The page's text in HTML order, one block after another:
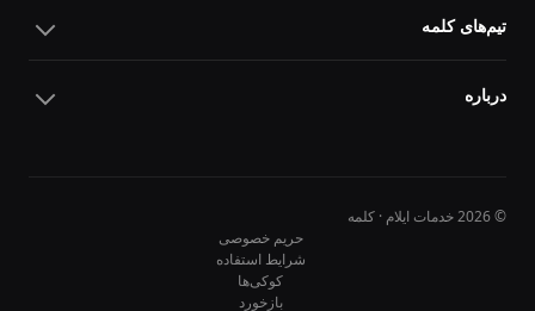
تیم‌های کلمه
درباره
© 2026 خدمات ایلام · کلمه
حریم خصوصی
شرایط استفاده
کوکی‌ها
بازخورد
10